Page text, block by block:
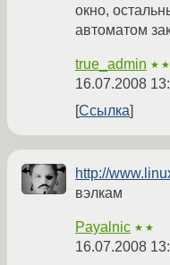
окно,
автоматом
true_admin
16.07.2008
Ссылка
http://
вэлкам
Payalnic ★★
16.07.2008